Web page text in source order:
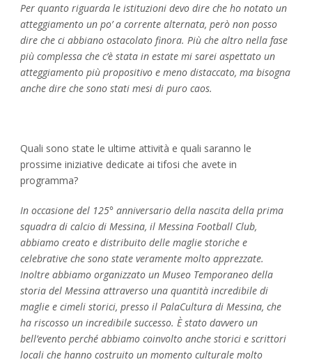
Per quanto riguarda le istituzioni devo dire che ho notato un
atteggiamento un po’ a corrente alternata, però non posso
dire che ci abbiano ostacolato finora. Più che altro nella fase
più complessa che c’è stata in estate mi sarei aspettato un
atteggiamento più propositivo e meno distaccato, ma bisogna
anche dire che sono stati mesi di puro caos.
Quali sono state le ultime attività e quali saranno le
prossime iniziative dedicate ai tifosi che avete in
programma?
In occasione del 125° anniversario della nascita della prima
squadra di calcio di Messina, il Messina Football Club,
abbiamo creato e distribuito delle maglie storiche e
celebrative che sono state veramente molto apprezzate.
Inoltre abbiamo organizzato un Museo Temporaneo della
storia del Messina attraverso una quantità incredibile di
maglie e cimeli storici, presso il PalaCultura di Messina, che
ha riscosso un incredibile successo. È stato davvero un
bell’evento perché abbiamo coinvolto anche storici e scrittori
locali che hanno costruito un momento culturale molto